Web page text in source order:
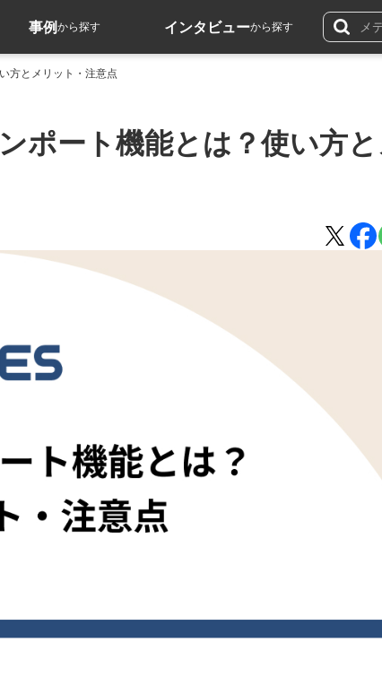
事例から探す インタビューから探す
方とメリット・注意点
ポート機能とは？使い方と